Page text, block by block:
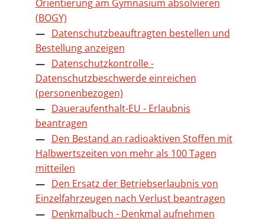
Orientierung am Gymnasium absolvieren
(BOGY)
Datenschutzbeauftragten bestellen und
Bestellung anzeigen
Datenschutzkontrolle -
Datenschutzbeschwerde einreichen
(personenbezogen)
Daueraufenthalt-EU - Erlaubnis
beantragen
Den Bestand an radioaktiven Stoffen mit
Halbwertszeiten von mehr als 100 Tagen
mitteilen
Den Ersatz der Betriebserlaubnis von
Einzelfahrzeugen nach Verlust beantragen
Denkmalbuch - Denkmal aufnehmen